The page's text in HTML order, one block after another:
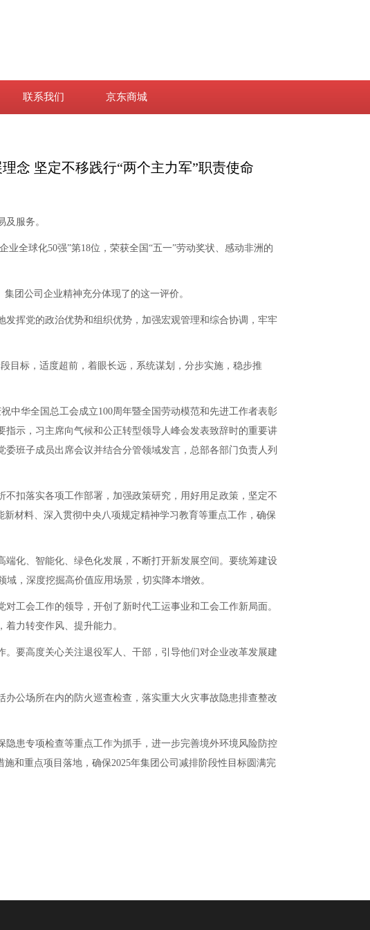
联系我们 京东商城
念 坚定不移践行“两个主力军”职责使命
服务。
全球化50强”第18位，荣获全国“五一”劳动奖状、感动非洲的
集团公司企业精神充分体现了的这一评价。
挥党的政治优势和组织优势，加强宏观管理和综合协调，牢牢
标，适度超前，着眼长远，系统谋划，分步实施，稳步推
华全国总工会成立100周年暨全国劳动模范和先进工作者表彰
示，习主席向气候和公正转型领导人峰会发表致辞时的重要讲
班子成员出席会议并结合分管领域发言，总部各部门负责人列
扣落实各项工作部署，加强政策研究，用好用足政策，坚定不
材料、深入贯彻中央八项规定精神学习教育等重点工作，确保
化、智能化、绿色化发展，不断打开新发展空间。要统筹建设
，深度挖掘高价值应用场景，切实降本增效。
会工作的领导，开创了新时代工运事业和工会工作新局面。
力转变作风、提升能力。
要高度关心关注退役军人、干部，引导他们对企业改革发展建
公场所在内的防火巡查检查，落实重大火灾事故隐患排查整改
患专项检查等重点工作为抓手，进一步完善境外环境风险防控
和重点项目落地，确保2025年集团公司减排阶段性目标圆满完